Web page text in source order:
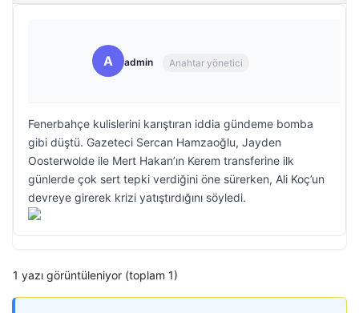
A admin Anahtar yönetici
Fenerbahçe kulislerini karıştıran iddia gündeme bomba
gibi düştü. Gazeteci Sercan Hamzaoğlu, Jayden
Oosterwolde ile Mert Hakan’ın Kerem transferine ilk
günlerde çok sert tepki verdiğini öne sürerken, Ali Koç’un
devreye girerek krizi yatıştırdığını söyledi.
1 yazı görüntüleniyor (toplam 1)